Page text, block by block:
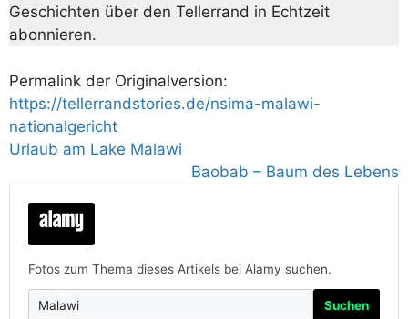
Geschichten über den Tellerrand in Echtzeit
abonnieren.
Permalink der Originalversion:
https://tellerrandstories.de/nsima-malawi-
nationalgericht
Urlaub am Lake Malawi
Baobab – Baum des Lebens
Fotos zum Thema dieses Artikels bei Alamy suchen.
Suchen